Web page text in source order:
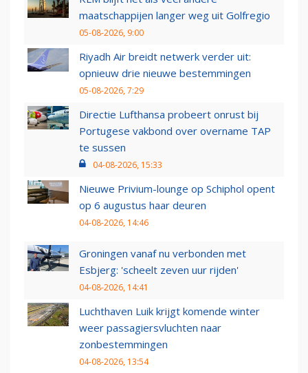
maatschappijen langer weg uit Golfregio
05-08-2026, 9:00
Riyadh Air breidt netwerk verder uit:
opnieuw drie nieuwe bestemmingen
05-08-2026, 7:29
Directie Lufthansa probeert onrust bij
Portugese vakbond over overname TAP
te sussen
04-08-2026, 15:33
Nieuwe Privium-lounge op Schiphol opent
op 6 augustus haar deuren
04-08-2026, 14:46
Groningen vanaf nu verbonden met
Esbjerg: 'scheelt zeven uur rijden'
04-08-2026, 14:41
Luchthaven Luik krijgt komende winter
weer passagiersvluchten naar
zonbestemmingen
04-08-2026, 13:54